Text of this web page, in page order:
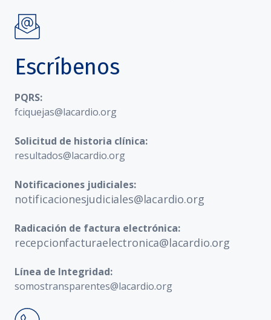
Escríbenos
PQRS:
fciquejas@lacardio.org
Solicitud de historia clínica:
resultados@lacardio.org
Notificaciones judiciales:
notificacionesjudiciales@lacardio.org
Radicación de factura electrónica:
recepcionfacturaelectronica@lacardio.org
Línea de Integridad:
somostransparentes@lacardio.org